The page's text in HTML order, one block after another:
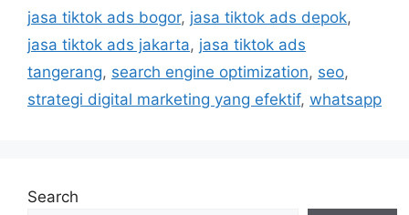
jasa tiktok ads bogor, jasa tiktok ads depok,
jasa tiktok ads jakarta, jasa tiktok ads
tangerang, search engine optimization, seo,
strategi digital marketing yang efektif, whatsapp
Search